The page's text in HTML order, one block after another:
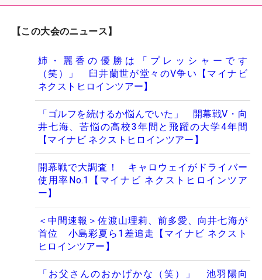
【この大会のニュース】
姉・麗香の優勝は「プレッシャーです
（笑）」 臼井蘭世が堂々のV争い【マイナビ
ネクストヒロインツアー】
「ゴルフを続けるか悩んでいた」 開幕戦V・向
井七海、苦悩の高校3年間と飛躍の大学4年間
【マイナビ ネクストヒロインツアー】
開幕戦で大調査！ キャロウェイがドライバー
使用率No.1【マイナビ ネクストヒロインツア
ー】
＜中間速報＞佐渡山理莉、前多愛、向井七海が
首位 小島彩夏ら1差追走【マイナビ ネクスト
ヒロインツアー】
「お父さんのおかげかな（笑）」 池羽陽向